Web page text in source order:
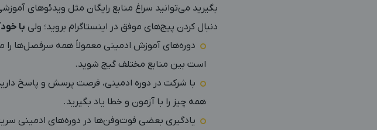
بگیرید می‌توانید سراغ منابع رایگان مثل ویدئوهای
دنبال کردن پیج‌های موفق در اینستاگرام بروید؛ ولی با
دوره‌های آموزش ادمینی معمولاً همه سرفصل‌ها را
است بین منابع مختلف گیج شوید.
با شرکت در دوره ادمینی، فرصت پرسش و پاسخ دارید
همه چیز را با آزمون و خطا یاد بگیرید.
یادگیری بعضی فوت‌وفن‌ها در دوره‌های ادمینی